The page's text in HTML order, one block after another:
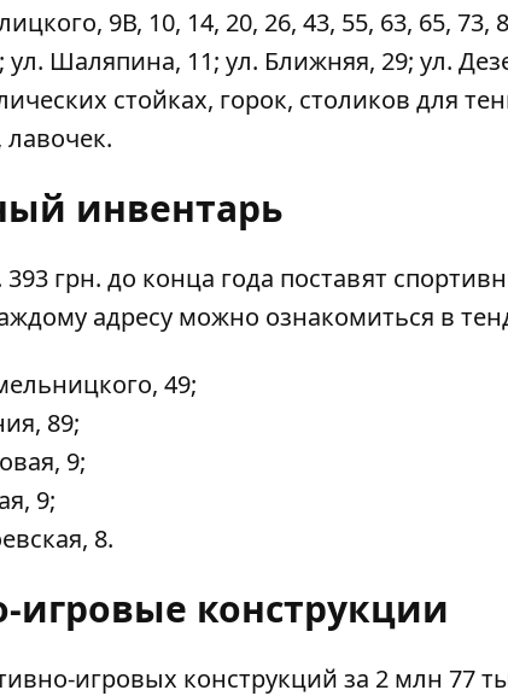
9В, 10, 14, 20, 26, 43, 55, 63, 65, 73,
ул. Шаляпина, 11; ул. Ближняя, 29; ул.
стойках, горок, столиков для
инвентарь
грн. до конца года поставят
адресу можно ознакомиться в
49;
89;
9;
9;
8.
игровые конструкции
игровых конструкций за 2 млн 77